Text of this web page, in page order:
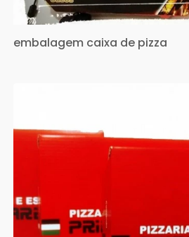
embalagem caixa de pizza